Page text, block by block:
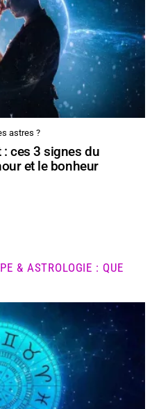
astres ?
ces 3 signes du
et le bonheur
& ASTROLOGIE : QUE